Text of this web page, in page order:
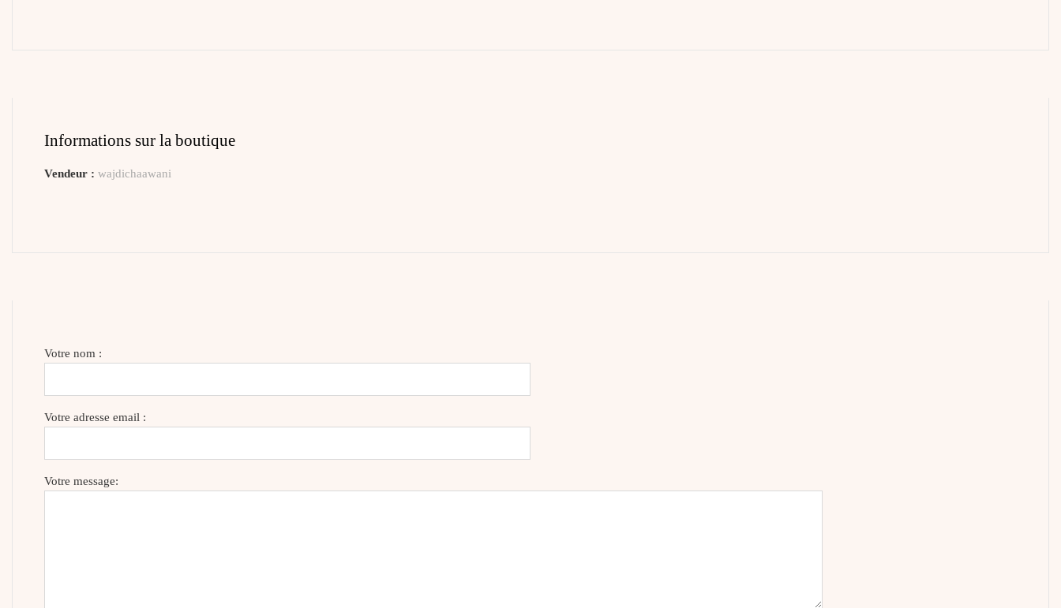
Informations sur la boutique
Vendeur : wajdichaawani
Votre nom :
Votre adresse email :
Votre message: